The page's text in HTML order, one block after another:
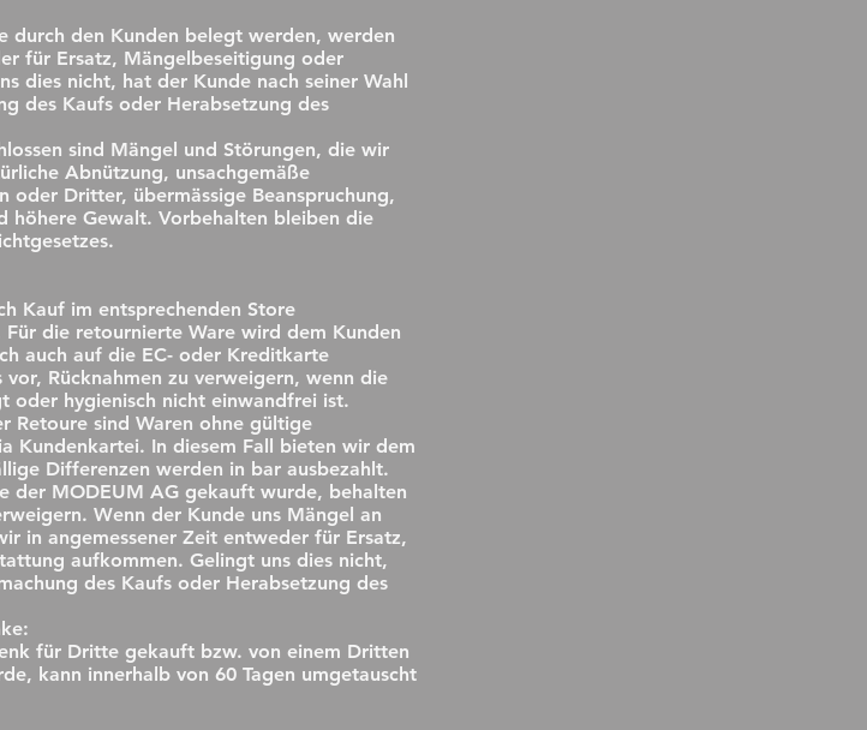
durch den Kunden belegt werden, werden
für Ersatz, Mängelbeseitigung oder
dies nicht, hat der Kunde nach seiner Wahl
des Kaufs oder Herabsetzung des
sind Mängel und Störungen, die wir
Abnützung, unsachgemäße
oder Dritter, übermässige Beanspruchung,
höhere Gewalt. Vorbehalten bleiben die
Kauf im entsprechenden Store
die retournierte Ware wird dem Kunden
auch auf die EC- oder Kreditkarte
Rücknahmen zu verweigern, wenn die
oder hygienisch nicht einwandfrei ist.
Retoure sind Waren ohne gültige
Kundenkartei. In diesem Fall bieten wir dem
Differenzen werden in bar ausbezahlt.
der MODEUM AG gekauft wurde, behalten
Wenn der Kunde uns Mängel an
in angemessener Zeit entweder für Ersatz,
aufkommen. Gelingt uns dies nicht,
des Kaufs oder Herabsetzung des
für Dritte gekauft bzw. von einem Dritten
kann innerhalb von 60 Tagen umgetauscht